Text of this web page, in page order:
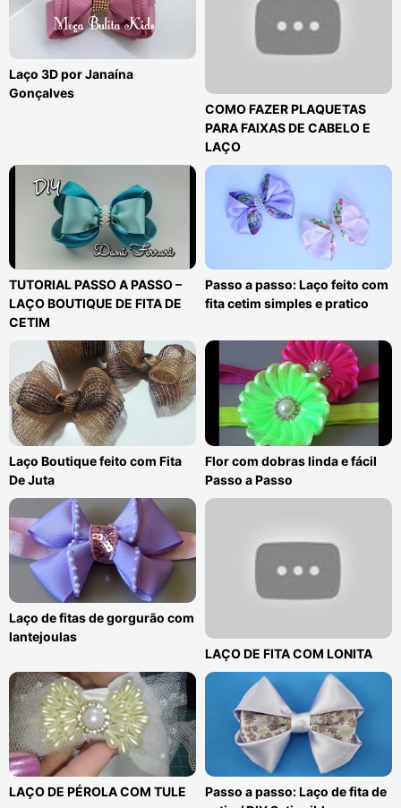
Laço 3D por Janaína
Gonçalves
COMO FAZER PLAQUETAS
PARA FAIXAS DE CABELO E
LAÇO
TUTORIAL PASSO A PASSO –
LAÇO BOUTIQUE DE FITA DE
CETIM
Passo a passo: Laço feito com
fita cetim simples e pratico
Laço Boutique feito com Fita
De Juta
Flor com dobras linda e fácil
Passo a Passo
Laço de fitas de gorgurão com
lantejoulas
LAÇO DE FITA COM LONITA
LAÇO DE PÉROLA COM TULE
Passo a passo: Laço de fita de